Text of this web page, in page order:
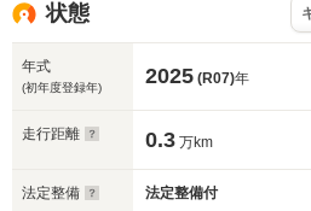
状態
年式
(初年度登録年) 2025 (R07)年
走行距離 0.3 万km
法定整備 法定整備付